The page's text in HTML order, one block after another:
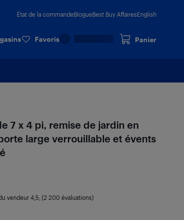
État de la commandeBlogueBest Buy AffairesEnglish
Favoris Panier
7 x 4 pi, remise de jardin en
large verrouillable et évents
vendeur 4,5; (2 200 évaluations)